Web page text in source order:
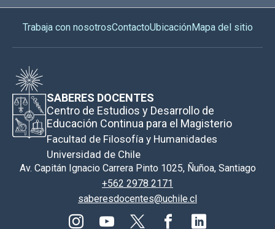
Trabaja con nosotrosContactoUbicaciónMapa del sitio
SABERES DOCENTES
Centro de Estudios y Desarrollo de
Educación Continua para el Magisterio
Facultad de Filosofía y Humanidades
Universidad de Chile
Av. Capitán Ignacio Carrera Pinto 1025, Ñuñoa, Santiago
+562 2978 2171
saberesdocentes@uchile.cl